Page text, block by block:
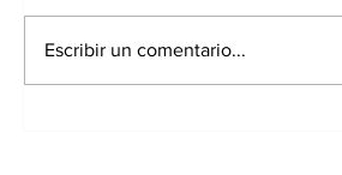
Escribir un comentario...